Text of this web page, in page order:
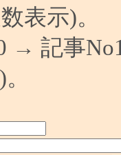
表示)。
→ 記事